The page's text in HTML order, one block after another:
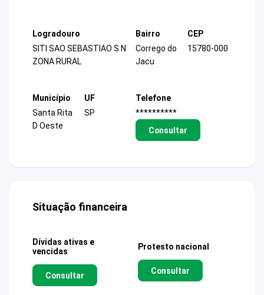
Logradouro
SITI SAO SEBASTIAO S N
ZONA RURAL
Bairro
Corrego do
Jacu
CEP
15780-000
Município
Santa Rita
D Oeste
UF
SP
Telefone
**********
Consultar
Situação financeira
Dívidas ativas e
vencidas
Consultar
Protesto nacional
Consultar